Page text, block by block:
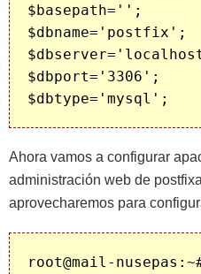
$basepath='';
$dbname='postfix';
$dbport='3306';
Ahora vamos a configurar
administración web de
aprovecharemos para
root@mail-